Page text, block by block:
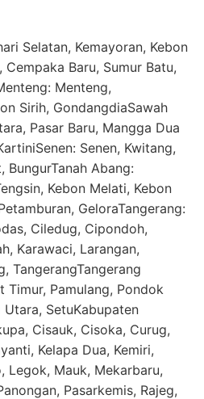
Selatan, Kemayoran, Kebon
Baru, Sumur Batu,
Menteng,
Sirih, GondangdiaSawah
Pasar Baru, Mangga Dua
Senen, Kwitang,
BungurTanah Abang:
Kebon Melati, Kebon
GeloraTangerang:
Ciledug, Cipondoh,
Karawaci, Larangan,
TangerangTangerang
Timur, Pamulang, Pondok
SetuKabupaten
Cisauk, Cisoka, Curug,
Kelapa Dua, Kemiri,
Legok, Mauk, Mekarbaru,
Pasarkemis, Rajeg,